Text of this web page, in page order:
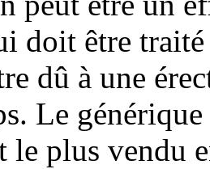
doit être
dû à une
Le
le plus vendu